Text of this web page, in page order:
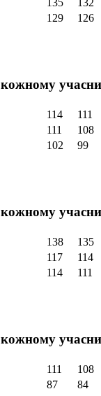
129 126
кожному
114 111
111 108
102 99
кожному
138 135
117 114
114 111
кожному
111 108
87 84